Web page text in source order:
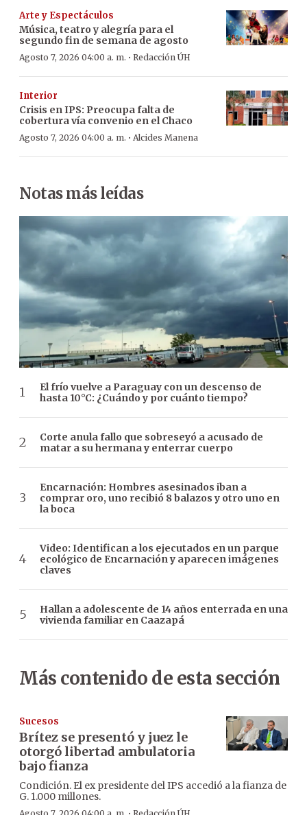
Arte y Espectáculos
Música, teatro y alegría para el
segundo fin de semana de agosto
Agosto 7, 2026 04:00 a. m. · Redacción ÚH
Interior
Crisis en IPS: Preocupa falta de
cobertura vía convenio en el Chaco
Agosto 7, 2026 04:00 a. m. · Alcides Manena
Notas más leídas
El frío vuelve a Paraguay con un descenso de
hasta 10°C: ¿Cuándo y por cuánto tiempo?
Corte anula fallo que sobreseyó a acusado de
matar a su hermana y enterrar cuerpo
Encarnación: Hombres asesinados iban a
comprar oro, uno recibió 8 balazos y otro uno en
la boca
Video: Identifican a los ejecutados en un parque
ecológico de Encarnación y aparecen imágenes
claves
Hallan a adolescente de 14 años enterrada en una
vivienda familiar en Caazapá
Más contenido de esta sección
Sucesos
Brítez se presentó y juez le
otorgó libertad ambulatoria
bajo fianza
Condición. El ex presidente del IPS accedió a la fianza de
G. 1.000 millones.